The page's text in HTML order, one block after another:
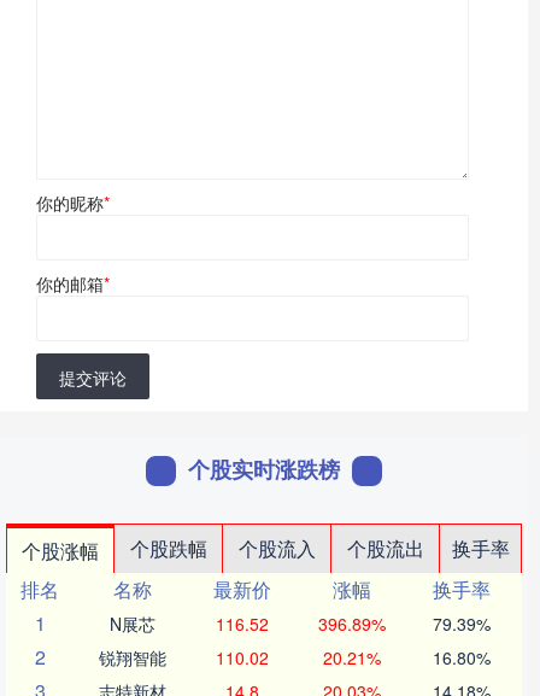
你的昵称*
你的邮箱*
提交评论
个股实时涨跌榜
个股涨幅 个股跌幅 个股流入 个股流出
换手率
排名
名称 最新价 涨幅
换手率
1
N展芯 116.52 396.89% 79.39%
2 锐翔智能 110.02 20.21% 16.80%
志特新材 14.8 20.03% 14.18%